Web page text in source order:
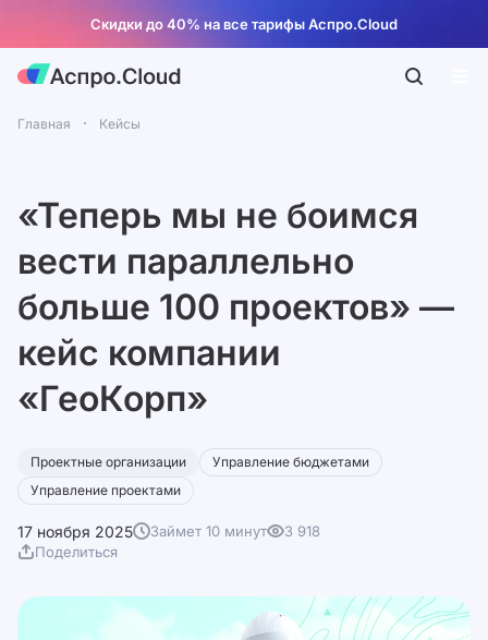
Скидки до 40% на все тарифы Аспро.Cloud
Главная Кейсы
«Теперь мы не боимся
вести параллельно
больше 100 проектов» —
кейс компании
«ГеоКорп»
Проектные организации
Управление бюджетами
Управление проектами
17 ноября 2025 Займет 10 минут
3 918
Поделиться